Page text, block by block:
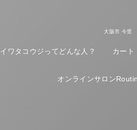
大阪市 今里
イワタコウジってどんな人？ カート
オンラインサロン